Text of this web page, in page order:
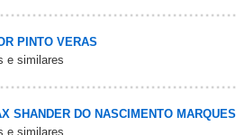
PINTO VERAS
e similares
SHANDER DO NASCIMENTO MARQUES
e similares